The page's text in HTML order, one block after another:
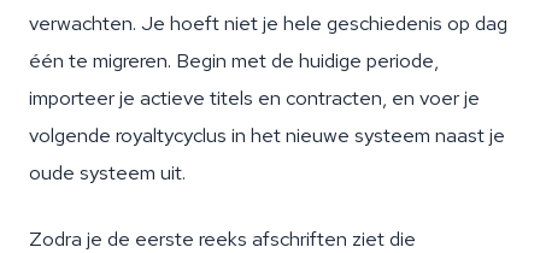
verwachten. Je hoeft niet je hele geschiedenis op dag
één te migreren. Begin met de huidige periode,
importeer je actieve titels en contracten, en voer je
volgende royaltycyclus in het nieuwe systeem naast je
oude systeem uit.
Zodra je de eerste reeks afschriften ziet die